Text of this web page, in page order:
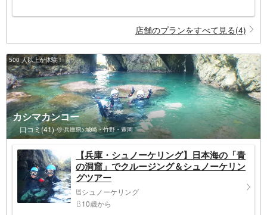
店舗のプランをすべて見る(4)
500 人以上が体験！
カシマカンコー
口コミ(41) 兵庫県>城崎・竹野・豊岡
【兵庫・シュノーケリング】日本海の「青
の洞窟」でクルージング＆シュノーケリン
グツアー
シュノーケリング
10歳から